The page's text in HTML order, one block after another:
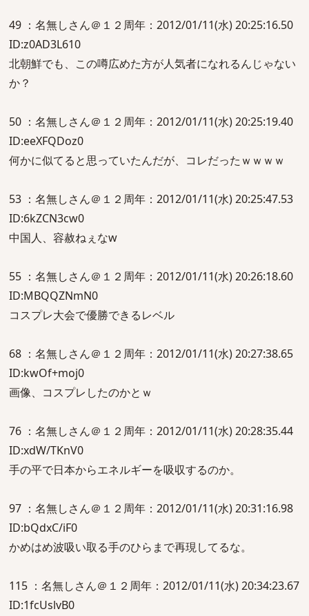
49 ：名無しさん＠１２周年：2012/01/11(水) 20:25:16.50
ID:z0AD3L610
北朝鮮でも、この噂広めた方が人気者になれるんじゃない
か？
50 ：名無しさん＠１２周年：2012/01/11(水) 20:25:19.40
ID:eeXFQDoz0
何かに似てると思っていたんだが、コレだったｗｗｗｗ
53 ：名無しさん＠１２周年：2012/01/11(水) 20:25:47.53
ID:6kZCN3cw0
中国人、容赦ねぇなw
55 ：名無しさん＠１２周年：2012/01/11(水) 20:26:18.60
ID:MBQQZNmN0
コスプレ大会で優勝できるレベル
68 ：名無しさん＠１２周年：2012/01/11(水) 20:27:38.65
ID:kwOf+moj0
画像、コスプレしたのかとｗ
76 ：名無しさん＠１２周年：2012/01/11(水) 20:28:35.44
ID:xdW/TKnV0
手の平で日本からエネルギーを吸収するのか。
97 ：名無しさん＠１２周年：2012/01/11(水) 20:31:16.98
ID:bQdxC/iF0
かめはめ波吸い取る手のひらまで再現してるな。
115 ：名無しさん＠１２周年：2012/01/11(水) 20:34:23.67
ID:1fcUslvB0